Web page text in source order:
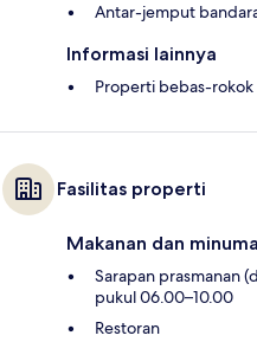
Antar-jemput
Informasi lainnya
Properti bebas-rokok
Fasilitas properti
Makanan dan
Sarapan prasmanan
pukul 06.00–10.00
Restoran